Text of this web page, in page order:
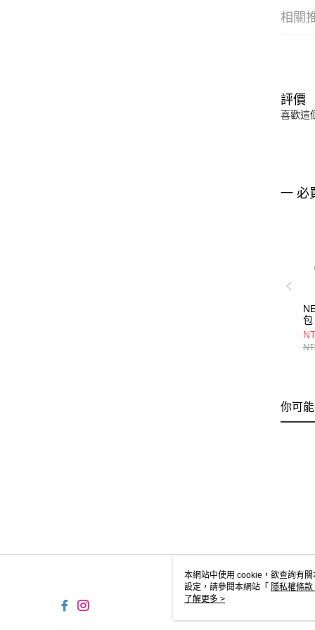
相關
評價
喜歡這
一 必
包
你可
本網站中使用 cookie，欲查詢有
設定，請參閱本網站「 隱私權條款
使用 cookie。
了解更多 >